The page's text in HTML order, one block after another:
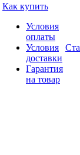
Как купить
Условия
оплаты
Условия
доставки
Гарантия
на товар